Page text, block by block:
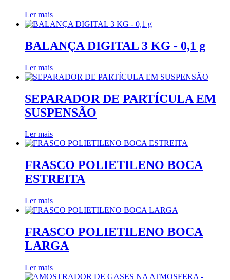
Ler mais
BALANÇA DIGITAL 3 KG - 0,1 g
Ler mais
SEPARADOR DE PARTÍCULA EM
SUSPENSÃO
Ler mais
FRASCO POLIETILENO BOCA
ESTREITA
Ler mais
FRASCO POLIETILENO BOCA
LARGA
Ler mais